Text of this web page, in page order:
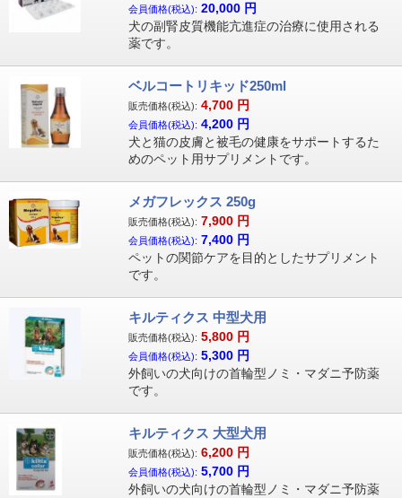
会員価格(税込): 20,000 円
犬の副腎皮質機能亢進症の治療に使用される
薬です。
ベルコートリキッド250ml
販売価格(税込): 4,700 円
会員価格(税込): 4,200 円
犬と猫の皮膚と被毛の健康をサポートするた
めのペット用サプリメントです。
メガフレックス 250g
販売価格(税込): 7,900 円
会員価格(税込): 7,400 円
ペットの関節ケアを目的としたサプリメント
です。
キルティクス 中型犬用
販売価格(税込): 5,800 円
会員価格(税込): 5,300 円
外飼いの犬向けの首輪型ノミ・マダニ予防薬
です。
キルティクス 大型犬用
販売価格(税込): 6,200 円
会員価格(税込): 5,700 円
外飼いの犬向けの首輪型ノミ・マダニ予防薬